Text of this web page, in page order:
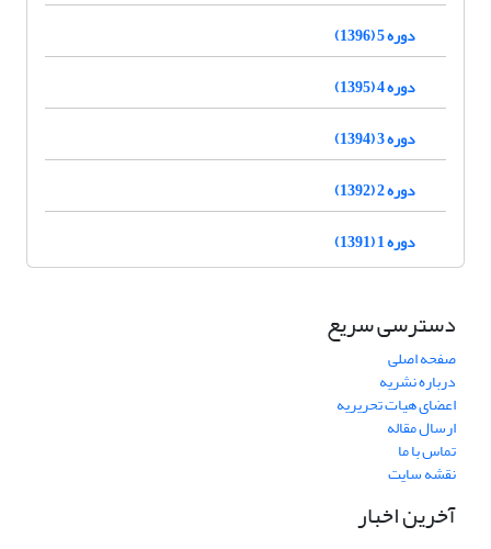
دوره 5 (1396)
دوره 4 (1395)
دوره 3 (1394)
دوره 2 (1392)
دوره 1 (1391)
دسترسی سریع
صفحه اصلی
درباره نشریه
اعضای هیات تحریریه
ارسال مقاله
تماس با ما
نقشه سایت
آخرین اخبار